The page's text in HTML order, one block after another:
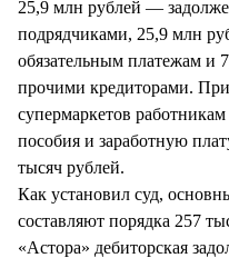
25,9 млн рублей —
подрядчиками, 25,9 млн
обязательным платежам и
прочими кредиторами.
супермаркетов
пособия и заработную
тысяч рублей.
Как установил суд,
составляют порядка 257
«Астора» дебиторская